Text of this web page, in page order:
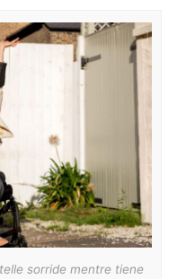
sorride mentre tiene